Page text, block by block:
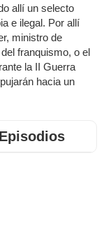
allí un selecto
e ilegal. Por allí
ministro de
franquismo, o el
la II Guerra
hacia un